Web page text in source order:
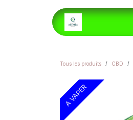
Tous les produits CBD
A VAPER